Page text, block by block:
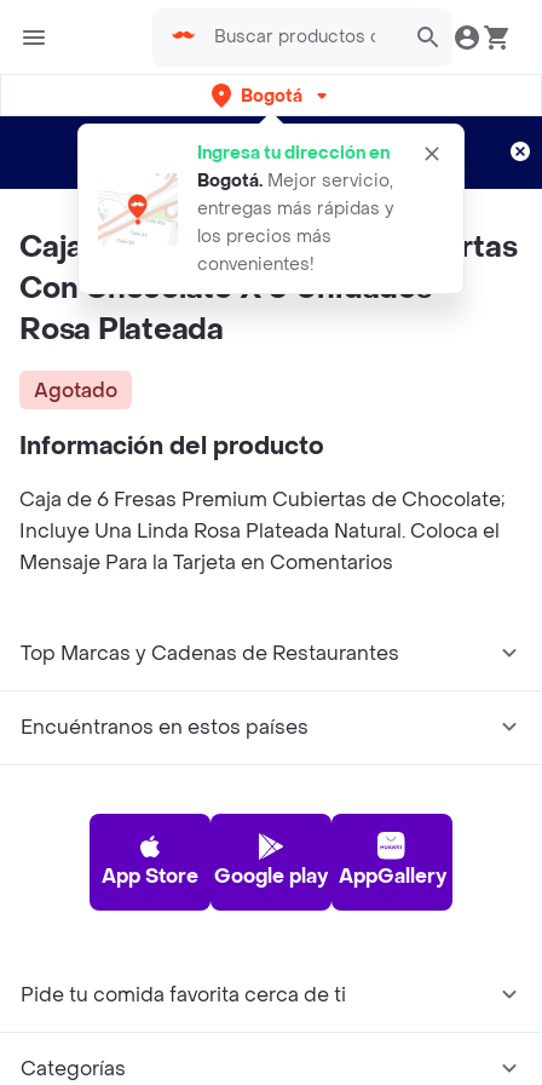
Bogotá
Ingresa tu dirección en
Bogotá. Mejor servicio,
entregas más rápidas y
los precios más
convenientes!
envíos gratis por semanas
Aplican TyC
Caja De Fresas Premium Cubiertas
Con Chocolate X 6 Unidades +
Rosa Plateada
Agotado
Información del producto
Caja de 6 Fresas Premium Cubiertas de Chocolate;
Incluye Una Linda Rosa Plateada Natural. Coloca el
Mensaje Para la Tarjeta en Comentarios
Top Marcas y Cadenas de Restaurantes
Encuéntranos en estos países
App Store Google play AppGallery
Pide tu comida favorita cerca de ti
Categorías